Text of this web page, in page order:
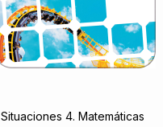
Situaciones 4. Matemáticas